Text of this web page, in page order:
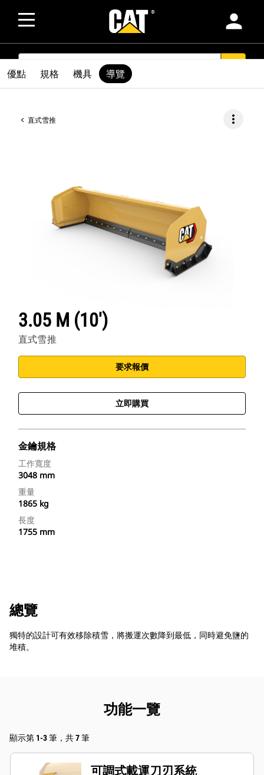
person
SEARCH
直式雪推 more_vert
3.05 M (10')
直式雪推
要求報價
立即購買
金鑰規格
工作寬度
3048 mm
重量
1865 kg
長度
1755 mm
優點 規格 機具 導覽
總覽
獨特的設計可有效移除積雪，將搬運次數降到最低，同時避免鹽的
堆積。
功能一覽
顯示第 1-3 筆，共 7 筆
可調式載運刀刃系統